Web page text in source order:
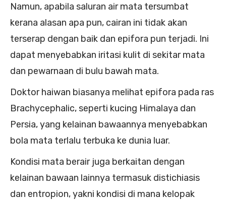
Namun, apabila saluran air mata tersumbat
kerana alasan apa pun, cairan ini tidak akan
terserap dengan baik dan epifora pun terjadi. Ini
dapat menyebabkan iritasi kulit di sekitar mata
dan pewarnaan di bulu bawah mata.
Doktor haiwan biasanya melihat epifora pada ras
Brachycephalic, seperti kucing Himalaya dan
Persia, yang kelainan bawaannya menyebabkan
bola mata terlalu terbuka ke dunia luar.
Kondisi mata berair juga berkaitan dengan
kelainan bawaan lainnya termasuk distichiasis
dan entropion, yakni kondisi di mana kelopak